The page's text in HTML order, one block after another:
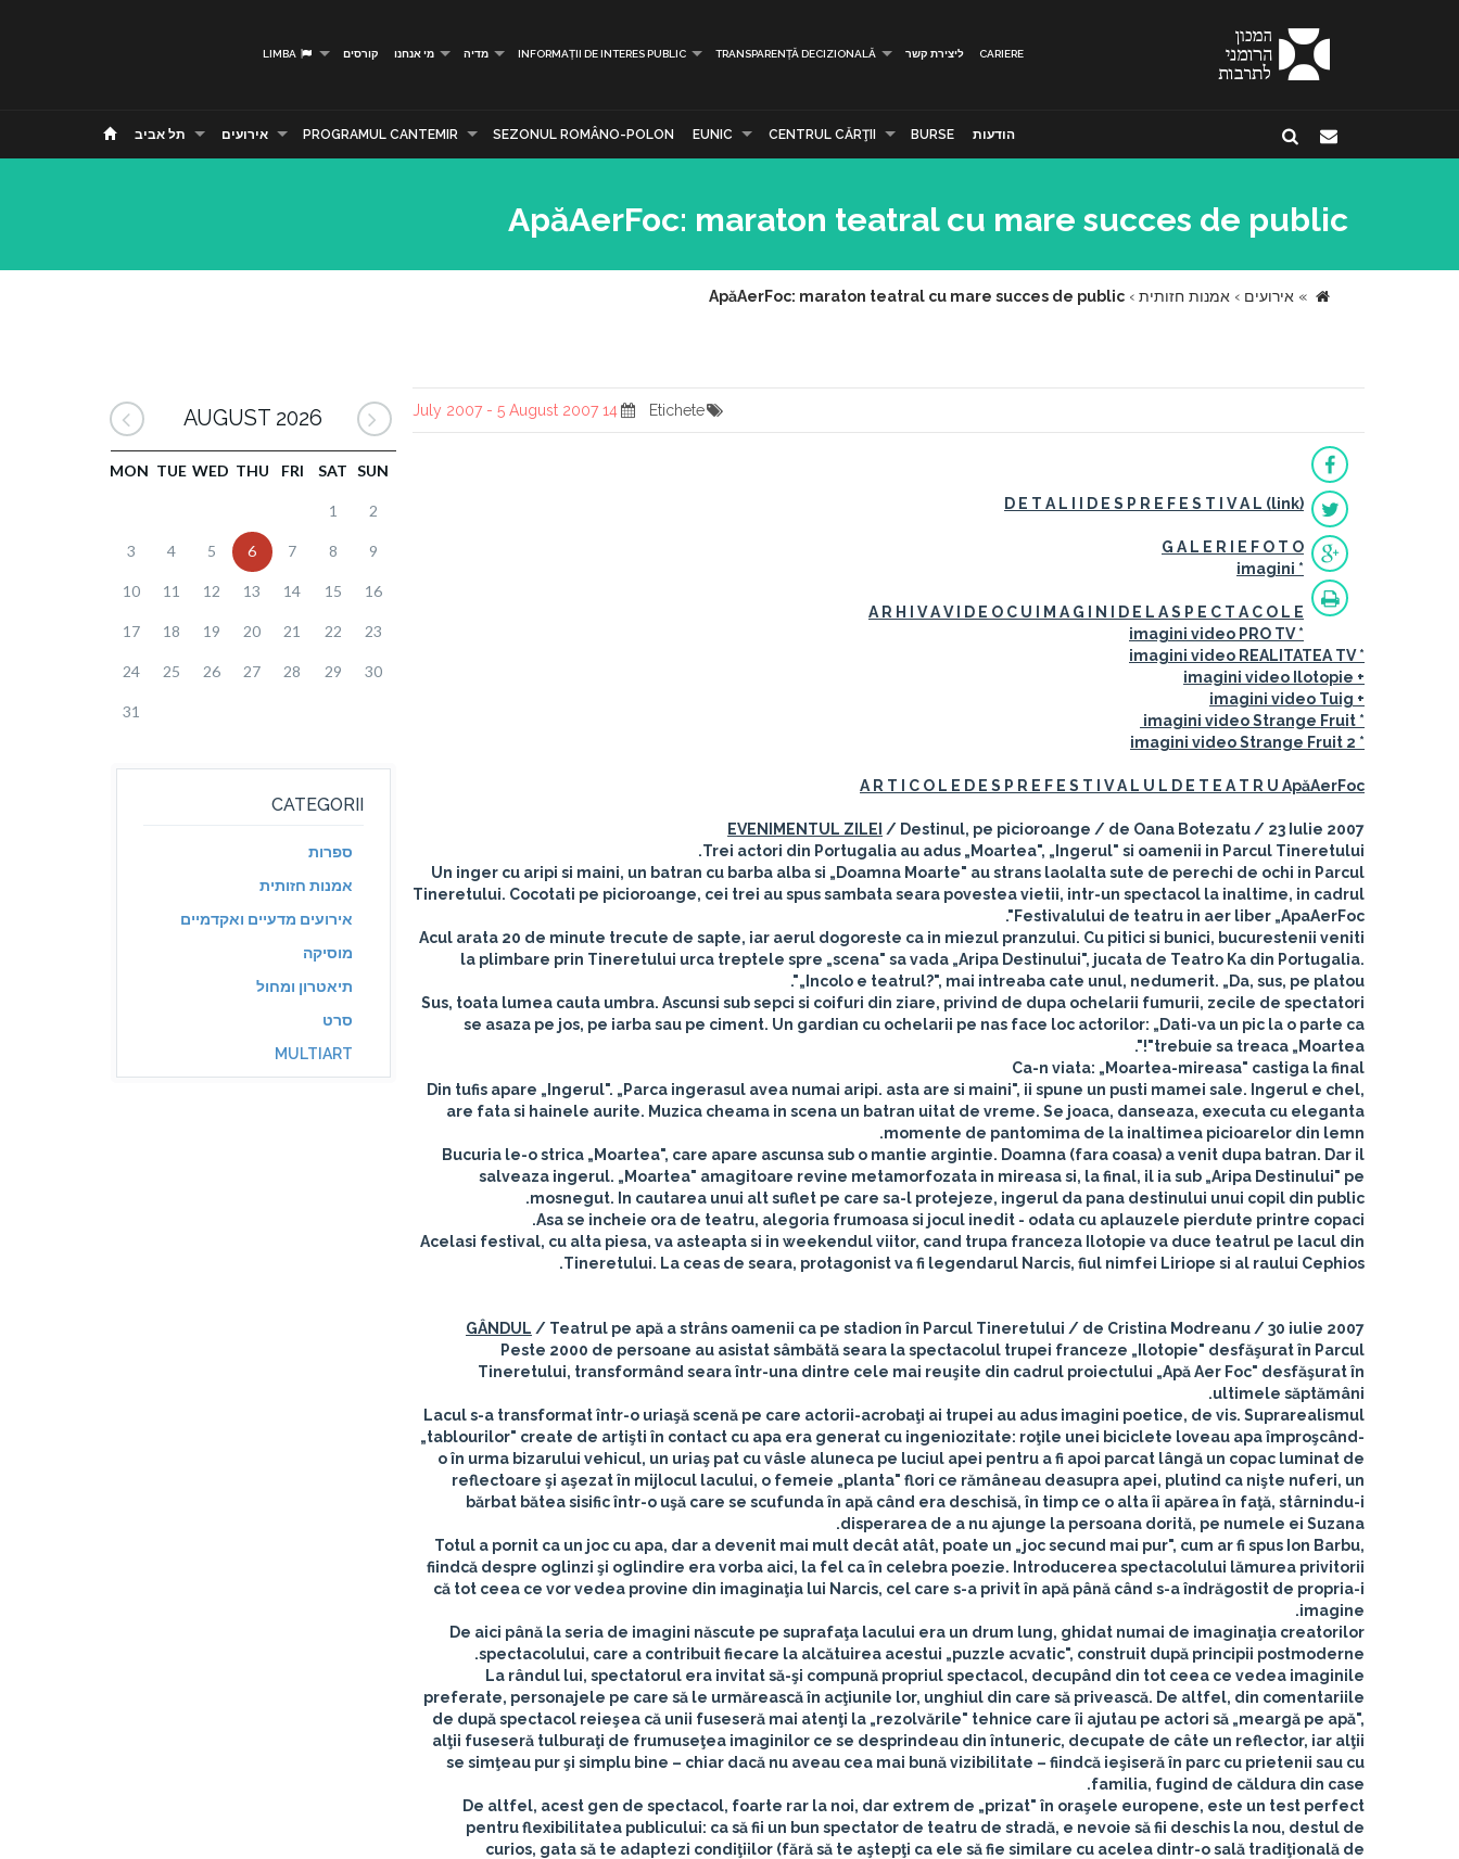
קורסים מי אנחנו מדיה INFORMAȚII DE INTERES PUBLIC TRANSPARENȚĂ DECIZIONALĂ ליצירת קשר CARIERE
תל אביב אירועים PROGRAMUL CANTEMIR SEZONUL ROMÂNO-POLON EUNIC CENTRUL CĂRŢII BURSE הודעות
ApăAerFoc: maraton teatral cu mare succes de public
» אירועים › אמנות חזותית ›
ApăAerFoc: maraton teatral cu mare succes de public
14 July 2007 - 5 August 2007 Etichete
D E T A L I I D E S P R E F E S T I V A L (link)
G A L E R I E F O T O
* imagini
A R H I V A V I D E O C U I M A G I N I D E L A S P E C T A C O L E
* imagini video PRO TV
* imagini video REALITATEA TV
+ imagini video Ilotopie
+ imagini video Tuig
* imagini video Strange Fruit
* imagini video Strange Fruit 2
A R T I C O L E D E S P R E F E S T I V A L U L D E T E A T R U ApăAerFoc
EVENIMENTUL ZILEI / Destinul, pe picioroange / de Oana Botezatu / 23 Iulie 2007
Trei actori din Portugalia au adus „Moartea", „Ingerul" si oamenii in Parcul Tineretului.
Un inger cu aripi si maini, un batran cu barba alba si „Doamna Moarte" au strans laolalta sute de perechi de ochi in Parcul
Tineretului. Cocotati pe picioroange, cei trei au spus sambata seara povestea vietii, intr-un spectacol la inaltime, in cadrul
Festivalului de teatru in aer liber „ApaAerFoc".
Acul arata 20 de minute trecute de sapte, iar aerul dogoreste ca in miezul pranzului. Cu pitici si bunici, bucurestenii veniti
la plimbare prin Tineretului urca treptele spre „scena" sa vada „Aripa Destinului", jucata de Teatro Ka din Portugalia.
„Incolo e teatrul?", mai intreaba cate unul, nedumerit. „Da, sus, pe platou".
Sus, toata lumea cauta umbra. Ascunsi sub sepci si coifuri din ziare, privind de dupa ochelarii fumurii, zecile de spectatori
se asaza pe jos, pe iarba sau pe ciment. Un gardian cu ochelarii pe nas face loc actorilor: „Dati-va un pic la o parte ca
trebuie sa treaca „Moartea"!".
Ca-n viata: „Moartea-mireasa" castiga la final
Din tufis apare „Ingerul". „Parca ingerasul avea numai aripi. asta are si maini", ii spune un pusti mamei sale. Ingerul e chel,
are fata si hainele aurite. Muzica cheama in scena un batran uitat de vreme. Se joaca, danseaza, executa cu eleganta
momente de pantomima de la inaltimea picioarelor din lemn.
Bucuria le-o strica „Moartea", care apare ascunsa sub o mantie argintie. Doamna (fara coasa) a venit dupa batran. Dar il
salveaza ingerul. „Moartea" amagitoare revine metamorfozata in mireasa si, la final, il ia sub „Aripa Destinului" pe
mosnegut. In cautarea unui alt suflet pe care sa-l protejeze, ingerul da pana destinului unui copil din public.
Asa se incheie ora de teatru, alegoria frumoasa si jocul inedit - odata cu aplauzele pierdute printre copaci.
Acelasi festival, cu alta piesa, va asteapta si in weekendul viitor, cand trupa franceza Ilotopie va duce teatrul pe lacul din
Tineretului. La ceas de seara, protagonist va fi legendarul Narcis, fiul nimfei Liriope si al raului Cephios.
GÂNDUL / Teatrul pe apă a strâns oamenii ca pe stadion în Parcul Tineretului / de Cristina Modreanu / 30 iulie 2007
Peste 2000 de persoane au asistat sâmbătă seara la spectacolul trupei franceze „Ilotopie" desfăşurat în Parcul
Tineretului, transformând seara într-una dintre cele mai reuşite din cadrul proiectului „Apă Aer Foc" desfăşurat în
ultimele săptămâni.
Lacul s-a transformat într-o uriaşă scenă pe care actorii-acrobaţi ai trupei au adus imagini poetice, de vis. Suprarealismul
„tablourilor" create de artişti în contact cu apa era generat cu ingeniozitate: roţile unei biciclete loveau apa împroşcând-
o în urma bizarului vehicul, un uriaş pat cu vâsle aluneca pe luciul apei pentru a fi apoi parcat lângă un copac luminat de
reflectoare şi aşezat în mijlocul lacului, o femeie „planta" flori ce rămâneau deasupra apei, plutind ca nişte nuferi, un
bărbat bătea sisific într-o uşă care se scufunda în apă când era deschisă, în timp ce o alta îi apărea în faţă, stârnindu-i
disperarea de a nu ajunge la persoana dorită, pe numele ei Suzana.
Totul a pornit ca un joc cu apa, dar a devenit mai mult decât atât, poate un „joc secund mai pur", cum ar fi spus Ion Barbu,
fiindcă despre oglinzi şi oglindire era vorba aici, la fel ca în celebra poezie. Introducerea spectacolului lămurea privitorii
că tot ceea ce vor vedea provine din imaginaţia lui Narcis, cel care s-a privit în apă până când s-a îndrăgostit de propria-i
imagine.
De aici până la seria de imagini născute pe suprafaţa lacului era un drum lung, ghidat numai de imaginaţia creatorilor
spectacolului, care a contribuit fiecare la alcătuirea acestui „puzzle acvatic", construit după principii postmoderne.
La rândul lui, spectatorul era invitat să-şi compună propriul spectacol, decupând din tot ceea ce vedea imaginile
preferate, personajele pe care să le urmărească în acţiunile lor, unghiul din care să privească. De altfel, din comentariile
de după spectacol reieşea că unii fuseseră mai atenţi la „rezolvările" tehnice care îi ajutau pe actori să „meargă pe apă",
alţii fuseseră tulburaţi de frumuseţea imaginilor ce se desprindeau din întuneric, decupate de câte un reflector, iar alţii
se simţeau pur şi simplu bine – chiar dacă nu aveau cea mai bună vizibilitate – fiindcă ieşiseră în parc cu prietenii sau cu
familia, fugind de căldura din case.
De altfel, acest gen de spectacol, foarte rar la noi, dar extrem de „prizat" în oraşele europene, este un test perfect
pentru flexibilitatea publicului: ca să fii un bun spectator de teatru de stradă, e nevoie să fii deschis la nou, destul de
curios, gata să te adaptezi condiţiilor (fără să te aştepţi ca ele să fie similare cu acelea dintr-o sală tradiţională de
AUGUST 2026
MON TUE WED THU FRI SAT SUN
1 2
3 4 5 6 7 8 9
10 11 12 13 14 15 16
17 18 19 20 21 22 23
24 25 26 27 28 29 30
31
CATEGORII
ספרות
אמנות חזותית
אירועים מדעיים ואקדמיים
מוסיקה
תיאטרון ומחול
סרט
MULTIART